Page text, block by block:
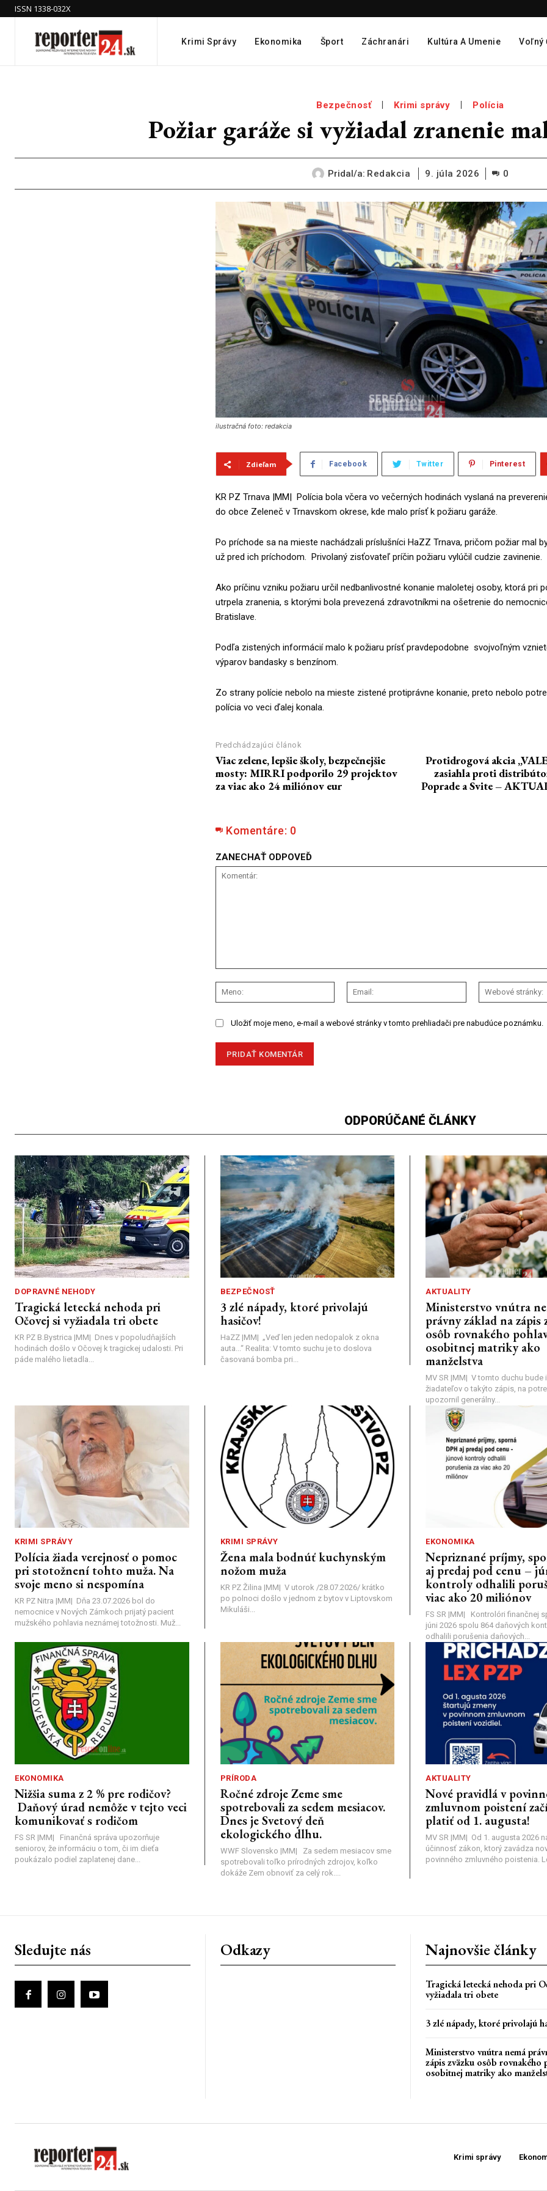
ISSN 1338-032X
Krimi Správy Ekonomika Šport Záchranári Kultúra A Umenie Voľný
Bezpečnosť Krimi správy Polícia
Požiar garáže si vyžiadal zranenie
Pridal/a: Redakcia 9. júla 2026 0
ilustračná foto: redakcia
Zdieľam Facebook Twitter Pinterest
KR PZ Trnava |MM| Polícia bola včera vo večerných hodinách vyslaná na
do obce Zeleneč v Trnavskom okrese, kde malo prísť k požiaru garáže.
Po príchode sa na mieste nachádzali príslušníci HaZZ Trnava, pričom požiar mal
už pred ich príchodom. Privolaný zisťovateľ príčin požiaru vylúčil cudzie zavinenie.
Ako príčinu vzniku požiaru určil nedbanlivostné konanie maloletej osoby, ktorá pri
utrpela zranenia, s ktorými bola prevezená zdravotníkmi na ošetrenie do
Bratislave.
Podľa zistených informácií malo k požiaru prísť pravdepodobne svojvoľným
výparov bandasky s benzínom.
Zo strany polície nebolo na mieste zistené protiprávne konanie, preto nebolo
polícia vo veci ďalej konala.
Predchádzajúci článok
Viac zelene, lepšie školy, bezpečnejšie
mosty: MIRRI podporilo 29 projektov
za viac ako 24 miliónov eur
Protidrogová akcia
zasiahla proti
Poprade a Svite –
Komentáre: 0
ZANECHAŤ ODPOVEĎ
Meno:
Email:
Uložiť moje meno, e-mail a webové stránky v tomto prehliadači pre nabudúce poznámku.
ODPORÚČANÉ ČLÁNKY
DOPRAVNÉ NEHODY
Tragická letecká nehoda pri
Očovej si vyžiadala tri obete
KR PZ B.Bystrica |MM| Dnes v popoludňajších
hodinách došlo v Očovej k tragickej udalosti. Pri
páde malého lietadla...
BEZPEČNOSŤ
3 zlé nápady, ktoré privolajú
hasičov!
HaZZ |MM| ​„Veď len jeden nedopalok z okna
auta...“ ​Realita: V tomto suchu je to doslova
časovaná bomba pri...
AKTUALITY
Ministerstvo vnútra
právny základ na zápis
osôb rovnakého
osobitnej matriky ako
manželstva
MV SR |MM| V tomto duchu bude
žiadateľov o takýto zápis, na
upozornil generálny...
KRIMI SPRÁVY
Polícia žiada verejnosť o pomoc
pri stotožnení tohto muža. Na
svoje meno si nespomína
KR PZ Nitra |MM| Dňa 23.07.2026 bol do
nemocnice v Nových Zámkoch prijatý pacient
mužského pohlavia neznámej totožnosti. Muž...
KRIMI SPRÁVY
Žena mala bodnúť kuchynským
nožom muža
KR PZ Žilina |MM| V utorok /28.07.2026/ krátko
po polnoci došlo v jednom z bytov v Liptovskom
Mikuláši...
EKONOMIKA
Nepriznané príjmy,
aj predaj pod cenu –
kontroly odhalili
viac ako 20 miliónov
FS SR |MM| Kontrolóri finančnej
júni 2026 spolu 864 daňových
odhalili porušenia daňových...
EKONOMIKA
Nižšia suma z 2 % pre rodičov?
Daňový úrad nemôže v tejto veci
komunikovať s rodičom
FS SR |MM| Finančná správa upozorňuje
seniorov, že informáciu o tom, či im dieťa
poukázalo podiel zaplatenej dane...
PRÍRODA
Ročné zdroje Zeme sme
spotrebovali za sedem mesiacov.
Dnes je Svetový deň
ekologického dlhu.
WWF Slovensko |MM| Za sedem mesiacov sme
spotrebovali toľko prírodných zdrojov, koľko
dokáže Zem obnoviť za celý rok....
AKTUALITY
Nové pravidlá v
zmluvnom poistení
platiť od 1. augusta!
MV SR |MM| Od 1. augusta 2026
účinnosť zákon, ktorý zavádza
povinného zmluvného poistenia.
Sledujte nás Odkazy Najnovšie články
Tragická letecká nehoda pri
vyžiadala tri obete
3 zlé nápady, ktoré privolajú
Ministerstvo vnútra nemá
zápis zväzku osôb rovnakého
osobitnej matriky ako
Krimi správy